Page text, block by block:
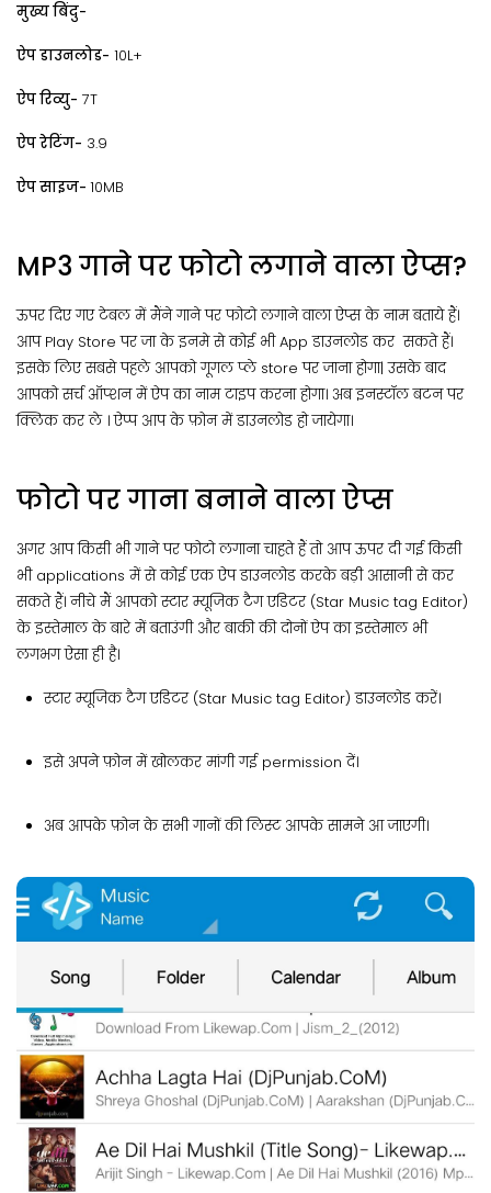
मुख्य बिंदु-
ऐप डाउनलोड- 10L+
ऐप रिव्यु- 7T
ऐप रेटिंग- 3.9
ऐप साइज- 10MB
MP3 गाने पर फोटो लगाने वाला ऐप्स?
ऊपर दिए गए टेबल में मैंने गाने पर फोटो लगाने वाला ऐप्स के नाम बताये हैं।
आप Play Store पर जा के इनमे से कोई भी App डाउनलोड कर सकते हैं।
इसके लिए सबसे पहले आपको गूगल प्ले store पर जाना होगा| उसके बाद
आपको सर्च ऑप्शन में ऐप का नाम टाइप करना होगा। अब इनस्टॉल बटन पर
क्लिक कर ले । ऐप्प आप के फ़ोन में डाउनलोड हो जायेगा।
फोटो पर गाना बनाने वाला ऐप्स
अगर आप किसी भी गाने पर फोटो लगाना चाहते हैं तो आप ऊपर दी गई किसी
भी applications में से कोई एक ऐप डाउनलोड करके बड़ी आसानी से कर
सकते हैं। नीचे मैं आपको स्टार म्यूजिक टैग एडिटर (Star Music tag Editor)
के इस्तेमाल के बारे में बताउंगी और बाकी की दोनों ऐप का इस्तेमाल भी
लगभग ऐसा ही है।
स्टार म्यूजिक टैग एडिटर (Star Music tag Editor) डाउनलोड करें।
इसे अपने फ़ोन में खोलकर मांगी गई permission दें।
अब आपके फ़ोन के सभी गानों की लिस्ट आपके सामने आ जाएगी।